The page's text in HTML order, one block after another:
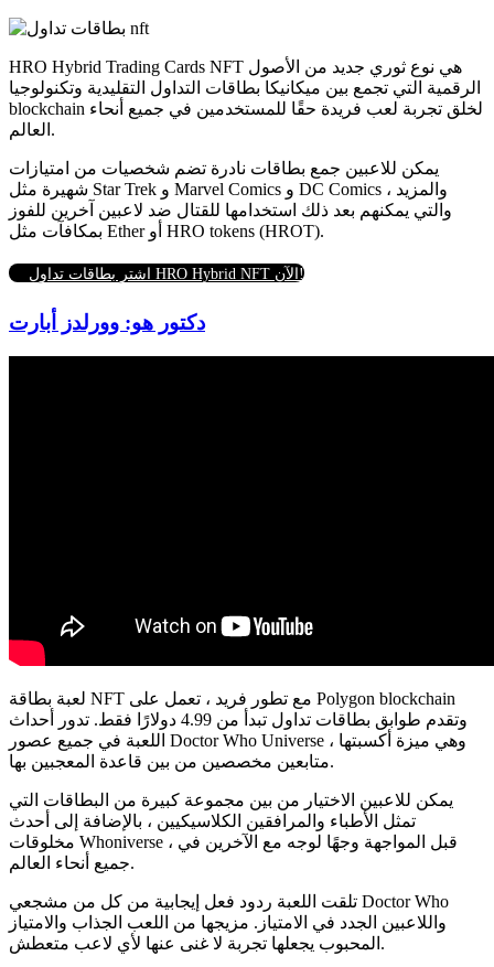
HRO Hybrid Trading Cards NFT هي نوع ثوري جديد من الأصول
الرقمية التي تجمع بين ميكانيكا بطاقات التداول التقليدية وتكنولوجيا
blockchain لخلق تجربة لعب فريدة حقًا للمستخدمين في جميع أنحاء
العالم.
يمكن للاعبين جمع بطاقات نادرة تضم شخصيات من امتيازات
شهيرة مثل Star Trek و Marvel Comics و DC Comics والمزيد ،
والتي يمكنهم بعد ذلك استخدامها للقتال ضد لاعبين آخرين للفوز
بمكافآت مثل Ether أو HRO tokens (HROT).
اشتر بطاقات تداول HRO Hybrid NFT الآن!
دكتور هو: وورلدز أبارت
لعبة بطاقة NFT مع تطور فريد ، تعمل على Polygon blockchain
وتقدم طوابق بطاقات تداول تبدأ من 4.99 دولارًا فقط. تدور أحداث
اللعبة في جميع عصور Doctor Who Universe ، وهي ميزة أكسبتها
متابعين مخصصين من بين قاعدة المعجبين بها.
يمكن للاعبين الاختيار من بين مجموعة كبيرة من البطاقات التي
تمثل الأطباء والمرافقين الكلاسيكيين ، بالإضافة إلى أحدث
مخلوقات Whoniverse ، قبل المواجهة وجهًا لوجه مع الآخرين في
جميع أنحاء العالم.
تلقت اللعبة ردود فعل إيجابية من كل من مشجعي Doctor Who
واللاعبين الجدد في الامتياز. مزيجها من اللعب الجذاب والامتياز
المحبوب يجعلها تجربة لا غنى عنها لأي لاعب متعطش.